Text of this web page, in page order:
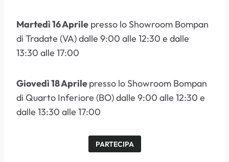
Martedì 16 Aprile presso lo Showroom Bompan
di Tradate (VA) dalle 9:00 alle 12:30 e dalle
13:30 alle 17:00
Giovedì 18 Aprilepresso lo Showroom Bompan
di Quarto Inferiore (BO) dalle 9:00 alle 12:30 e
dalle 13:30 alle 17:00
PARTECIPA